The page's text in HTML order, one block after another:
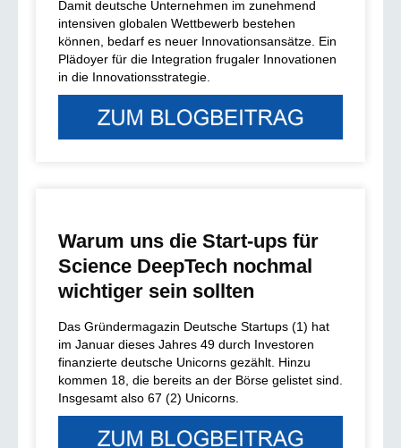
Damit deutsche Unternehmen im zunehmend
intensiven globalen Wettbewerb bestehen
können, bedarf es neuer Innovationsansätze. Ein
Plädoyer für die Integration frugaler Innovationen
in die Innovationsstrategie.
Warum uns die Start-ups für
Science DeepTech nochmal
wichtiger sein sollten
Das Gründermagazin Deutsche Startups (1) hat
im Januar dieses Jahres 49 durch Investoren
finanzierte deutsche Unicorns gezählt. Hinzu
kommen 18, die bereits an der Börse gelistet sind.
Insgesamt also 67 (2) Unicorns.